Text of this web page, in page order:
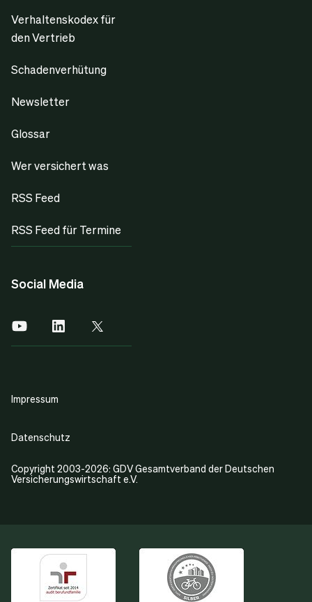
Verhaltenskodex für
den Vertrieb
Schadenverhütung
Newsletter
Glossar
Wer versichert was
RSS Feed
RSS Feed für Termine
Social Media
Copyright 2003-2026: GDV Gesamtverband der Deutschen
Versicherungswirtschaft e.V.
Impressum
Datenschutz